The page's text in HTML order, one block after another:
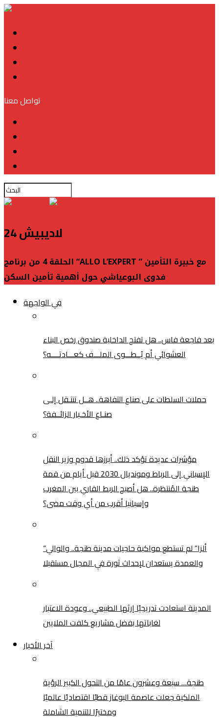
تواصل معنا
لاديبيش 24
الحلقة 4 من برنامج “ALLO L’EXPERT ” مع خبيرة التأمين
فدوى البوعياشي حول أهمية تأمين السكن
في الواجهة
بعد فاجعة فاس.. هل تفتح الداخلية صندوق رخص البناء
العشوائي أم يُــطـــوى الملـــف كعـــادتــــه؟
حملات السلطات على صناع التفاهة.. هــل تنتـقل إلـى
صنـاع الأخـبار الزائــفة؟
مؤشرات عديدة تؤكد ذلك.. أبرزها قدوم وزير النقل
الإسباني إلى الرباط ومونديال 2030 قبل أيام من قمة
طنجة المُنتظرة.. هل أصبح الربط القاري بين المغرب
وإسبانيا أقرب من أي وقت مضى؟
“ألزا” لم تستطع مواكبة حاجيات مدينة طنجة.. والوالي
والعمدة يستعدان لإحداث ثورة في المجال مستقبلا
المدينة استعادت تدريجيًا إرثها الطبيعي.. وعودة الاعتبار
لغاباتها بفضل مشاريع كلفت الملايين
آخر الأخبار
طنجة… سبعة وعشرون عامًا من التحول الكبير الرؤية
الملكية جعلت عاصمة البوغاز قطبًا اقتصاديًا عالميًا
ومختبرًا للتنمية الشاملة